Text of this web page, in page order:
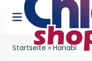
Startseite »Hanabi